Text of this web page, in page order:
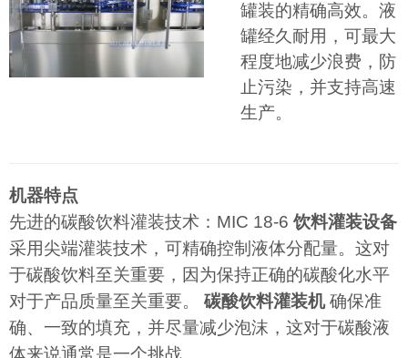
罐装的精确高效。液
罐经久耐用，可最大
程度地减少浪费，防
止污染，并支持高速
生产。
机器特点
先进的碳酸饮料灌装技术：MIC 18-6 饮料灌装设备
采用尖端灌装技术，可精确控制液体分配量。这对
于碳酸饮料至关重要，因为保持正确的碳酸化水平
对于产品质量至关重要。 碳酸饮料灌装机确保准
确、一致的填充，并尽量减少泡沫，这对于碳酸液
体来说通常是一个挑战。